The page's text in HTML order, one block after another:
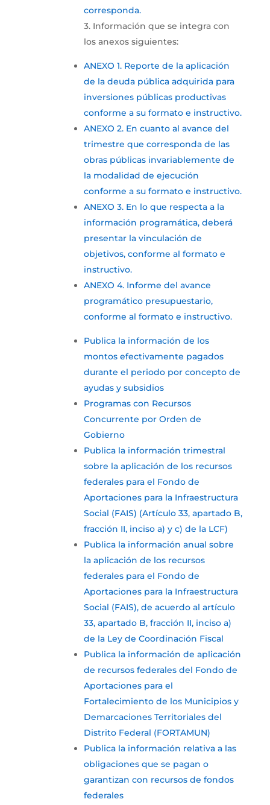
corresponda.
3. Información que se integra con
los anexos siguientes:
ANEXO 1. Reporte de la aplicación
de la deuda pública adquirida para
inversiones públicas productivas
conforme a su formato e instructivo.
ANEXO 2. En cuanto al avance del
trimestre que corresponda de las
obras públicas invariablemente de
la modalidad de ejecución
conforme a su formato e instructivo.
ANEXO 3. En lo que respecta a la
información programática, deberá
presentar la vinculación de
objetivos, conforme al formato e
instructivo.
ANEXO 4. Informe del avance
programático presupuestario,
conforme al formato e instructivo.
Publica la información de los
montos efectivamente pagados
durante el periodo por concepto de
ayudas y subsidios
Programas con Recursos
Concurrente por Orden de
Gobierno
Publica la información trimestral
sobre la aplicación de los recursos
federales para el Fondo de
Aportaciones para la Infraestructura
Social (FAIS) (Artículo 33, apartado B,
fracción II, inciso a) y c) de la LCF)
Publica la información anual sobre
la aplicación de los recursos
federales para el Fondo de
Aportaciones para la Infraestructura
Social (FAIS), de acuerdo al artículo
33, apartado B, fracción II, inciso a)
de la Ley de Coordinación Fiscal
Publica la información de aplicación
de recursos federales del Fondo de
Aportaciones para el
Fortalecimiento de los Municipios y
Demarcaciones Territoriales del
Distrito Federal (FORTAMUN)
Publica la información relativa a las
obligaciones que se pagan o
garantizan con recursos de fondos
federales